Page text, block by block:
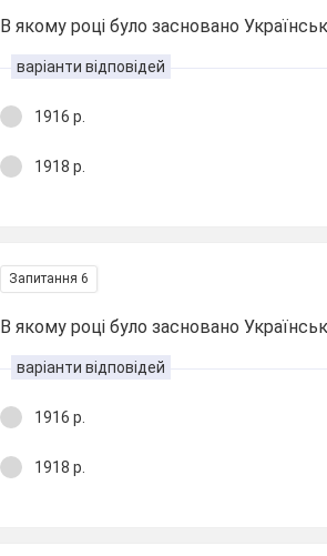
В якому році було засновано
варіанти відповідей
1916 р.
1918 р.
Запитання 6
В якому році було засновано
варіанти відповідей
1916 р.
1918 р.